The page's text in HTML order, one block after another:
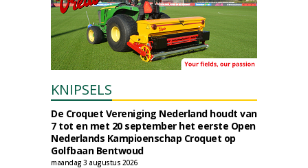
KNIPSELS
De Croquet Vereniging Nederland houdt van
7 tot en met 20 september het eerste Open
Nederlands Kampioenschap Croquet op
Golfbaan Bentwoud
maandag 3 augustus 2026